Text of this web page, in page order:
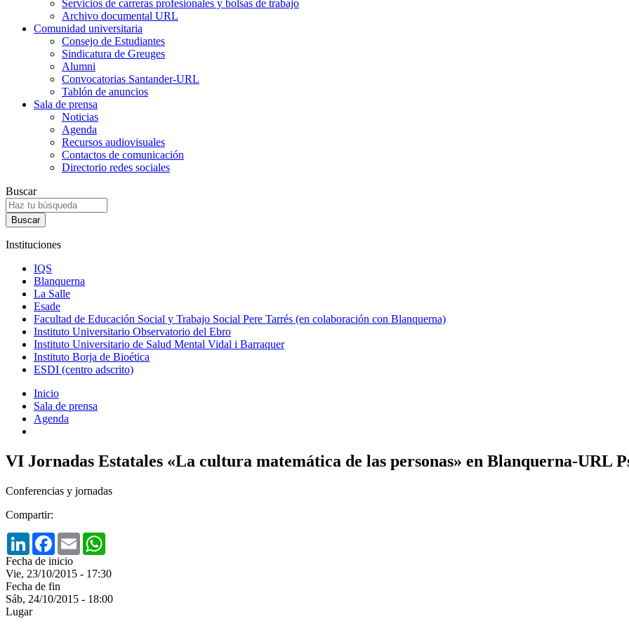
Servicios de carreras profesionales y bolsas de trabajo
Archivo documental URL
Comunidad universitaria
Consejo de Estudiantes
Sindicatura de Greuges
Alumni
Convocatorias Santander-URL
Tablón de anuncios
Sala de prensa
Noticias
Agenda
Recursos audiovisuales
Contactos de comunicación
Directorio redes sociales
Buscar
Instituciones
IQS
Blanquerna
La Salle
Esade
Facultad de Educación Social y Trabajo Social Pere Tarrés (en colaboración con Blanquerna)
Instituto Universitario Observatorio del Ebro
Instituto Universitario de Salud Mental Vidal i Barraquer
Instituto Borja de Bioética
ESDI (centro adscrito)
Inicio
Sala de prensa
Agenda
VI Jornadas Estatales «La cultura matemática de las personas» en Blanquerna-URL
Conferencias y jornadas
Compartir:
LinkedInFacebook
Email
Fecha de inicio
Vie, 23/10/2015 - 17:30
Fecha de fin
Sáb, 24/10/2015 - 18:00
Lugar